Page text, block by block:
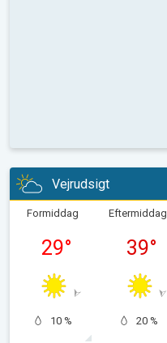
Vejrudsigt
Formiddag
29°
10 %
Eftermiddag
39°
20 %